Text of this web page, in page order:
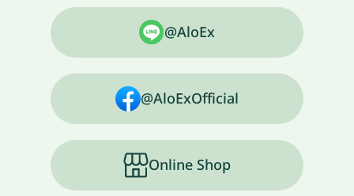
@AloEx
@AloExOfficial
Online Shop